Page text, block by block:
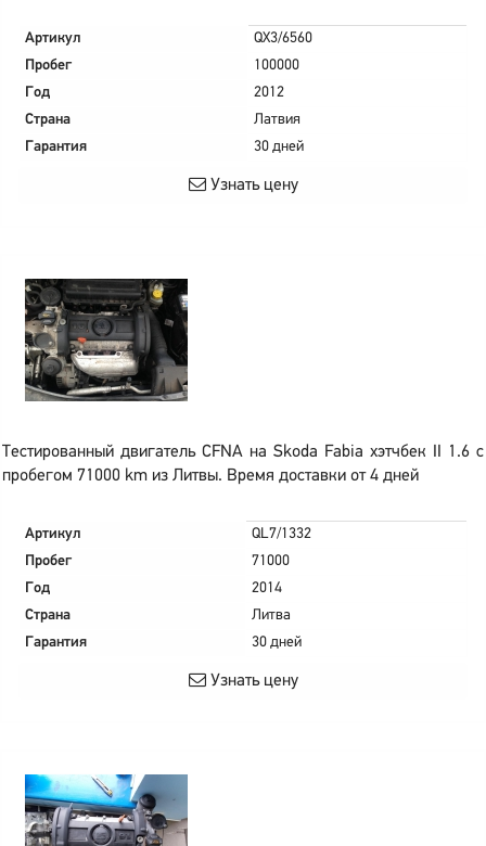
Артикул
QX3/6560
Пробег
100000
Год
2012
Страна
Латвия
Гарантия
30 дней
Узнать цену
Тестированный двигатель CFNA на Skoda Fabia хэтчбек II 1.6 с
пробегом 71000 km из Литвы. Время доставки от 4 дней
Артикул
QL7/1332
Пробег
71000
Год
2014
Страна
Литва
Гарантия
30 дней
Узнать цену